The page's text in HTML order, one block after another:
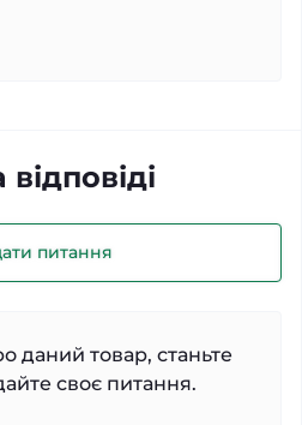
питання
даний товар, станьте
своє питання.